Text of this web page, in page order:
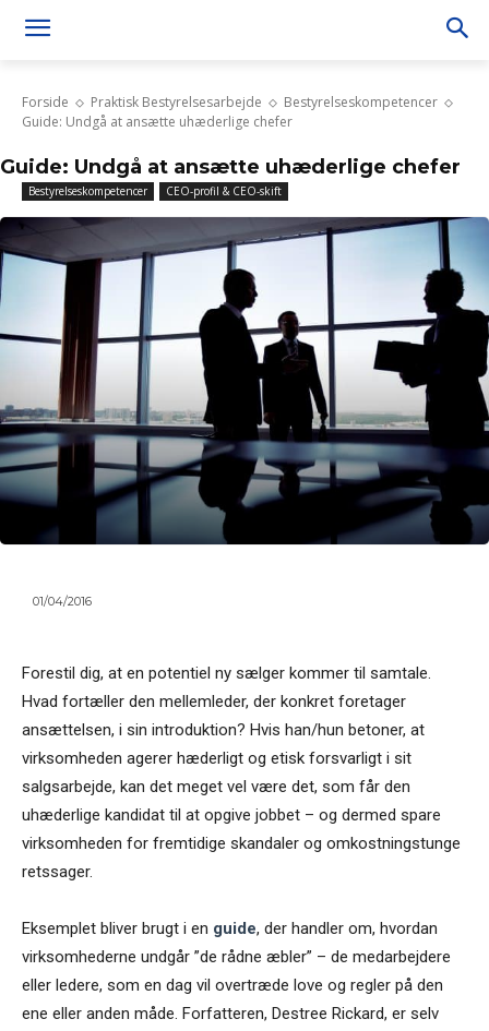
Forside Praktisk Bestyrelsesarbejde
Bestyrelseskompetencer
Guide: Undgå at ansætte uhæderlige chefer
Guide: Undgå at ansætte uhæderlige chefer
Bestyrelseskompetencer CEO-profil & CEO-skift
01/04/2016
Forestil dig, at en potentiel ny sælger kommer til samtale.
Hvad fortæller den mellemleder, der konkret foretager
ansættelsen, i sin introduktion? Hvis han/hun betoner, at
virksomheden agerer hæderligt og etisk forsvarligt i sit
salgsarbejde, kan det meget vel være det, som får den
uhæderlige kandidat til at opgive jobbet – og dermed spare
virksomheden for fremtidige skandaler og omkostningstunge
retssager.
Eksemplet bliver brugt i en guide, der handler om, hvordan
virksomhederne undgår ”de rådne æbler” – de medarbejdere
eller ledere, som en dag vil overtræde love og regler på den
ene eller anden måde. Forfatteren, Destree Rickard, er selv